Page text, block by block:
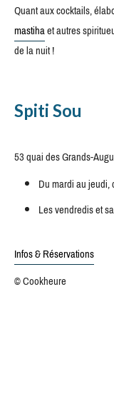
Quant aux cocktails,
mastihaet autres
de la nuit !
Spiti Sou
53 quai des Grands-
Du mardi au
Les vendredis et
Infos & Réservations
© Cookheure